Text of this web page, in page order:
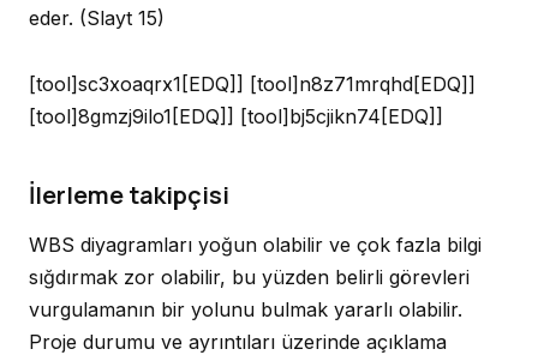
eder. (Slayt 15)
[tool]sc3xoaqrx1[EDQ]] [tool]n8z71mrqhd[EDQ]]
[tool]8gmzj9ilo1[EDQ]] [tool]bj5cjikn74[EDQ]]
İlerleme takipçisi
WBS diyagramları yoğun olabilir ve çok fazla bilgi
sığdırmak zor olabilir, bu yüzden belirli görevleri
vurgulamanın bir yolunu bulmak yararlı olabilir.
Proje durumu ve ayrıntıları üzerinde açıklama